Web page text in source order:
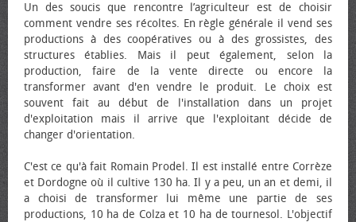
Un des soucis que rencontre l’agriculteur est de choisir
comment vendre ses récoltes. En règle générale il vend ses
productions à des coopératives ou à des grossistes, des
structures établies. Mais il peut également, selon la
production, faire de la vente directe ou encore la
transformer avant d'en vendre le produit. Le choix est
souvent fait au début de l'installation dans un projet
d'exploitation mais il arrive que l'exploitant décide de
changer d'orientation.
C'est ce qu'à fait Romain Prodel. Il est installé entre Corrèze
et Dordogne où il cultive 130 ha. Il y a peu, un an et demi, il
a choisi de transformer lui même une partie de ses
productions, 10 ha de Colza et 10 ha de tournesol. L'objectif